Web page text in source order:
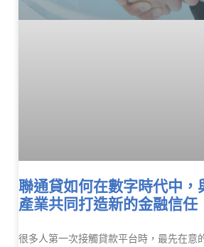
聯通貸如何在數字時代中，
產業共同打造新的金融信任
很多人第一次接觸貸款平台時，最先在意